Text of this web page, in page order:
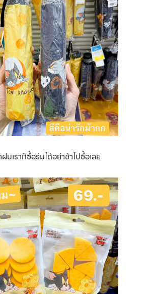
ฝนเราก็ซื้อร่มได้อย่าช้าไปซื้อเลย